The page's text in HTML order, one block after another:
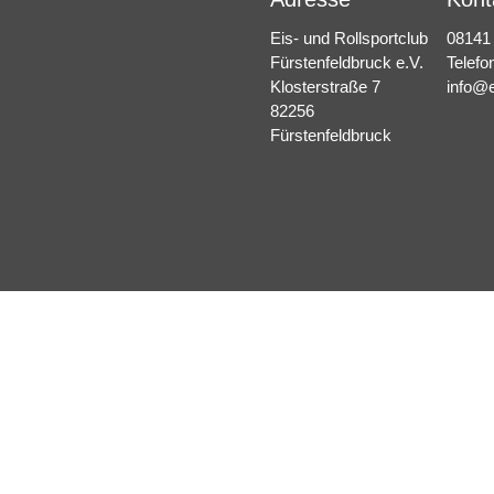
Eis- und Rollsportclub
Fürstenfeldbruck e.V.
Klosterstraße 7
82256
Fürstenfeldbruck